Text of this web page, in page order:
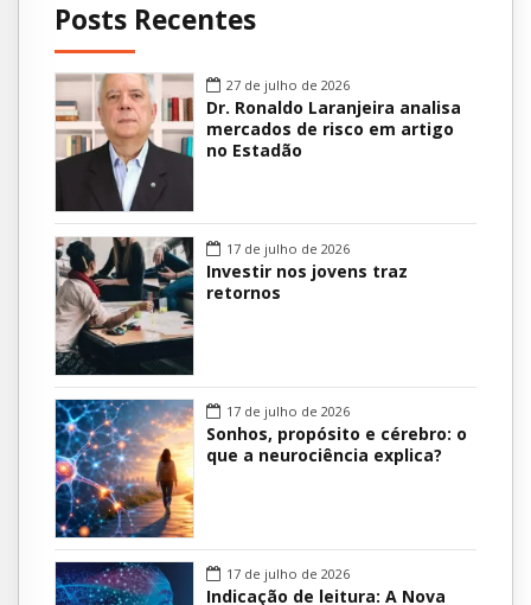
Posts Recentes
27 de julho de 2026
Dr. Ronaldo Laranjeira analisa
mercados de risco em artigo
no Estadão
17 de julho de 2026
Investir nos jovens traz
retornos
17 de julho de 2026
Sonhos, propósito e cérebro: o
que a neurociência explica?
17 de julho de 2026
Indicação de leitura: A Nova